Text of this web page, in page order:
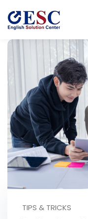
TIPS & TRICKS
Don’t
Remember me